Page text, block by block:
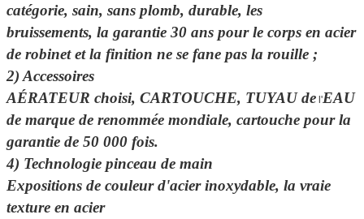
catégorie, sain, sans plomb, durable, les
bruissements, la garantie 30 ans pour le corps en acier
de robinet et la finition ne se fane pas la rouille ;
2) Accessoires
AÉRATEUR choisi, CARTOUCHE, TUYAU de l'EAU
de marque de renommée mondiale, cartouche pourla
garantie de 50 000 fois.
4) Technologie pinceau de main
Expositions de couleur d'acier inoxydable, la vraie
texture en acier